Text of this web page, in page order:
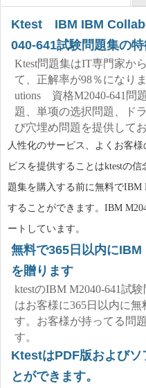
Ktest IBM IBM
040-641試験問題集の特
Ktest問題集はIT専門家か
て、正解率が98％になり
utions 資格M2040-641問
題、単项の选択問題、ド
び穴埋め問題を提供してお
人性化のサービス、よくお客
ビスを提供することはktestの
題集を購入する前に無料でIBM
することができます。IBM
ートしています。
無料で365日以内に
を贈ります
ktestのIBM M2040-641試
はお客様に365日以内に
す。お客様が持ってる問
す。
KtestはPDF版およびソ
とができます。